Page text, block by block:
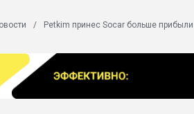
пуансона для
пластика
цвет
Petkim принес Socar больше прибыли